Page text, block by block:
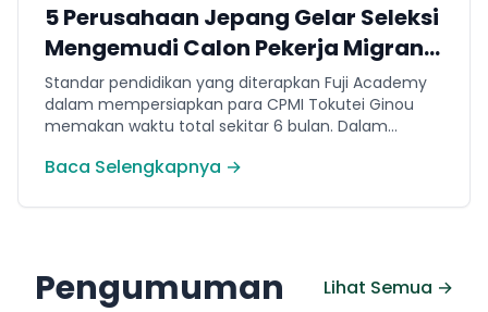
5 Perusahaan Jepang Gelar Seleksi
Mengemudi Calon Pekerja Migran
Jembrana
Standar pendidikan yang diterapkan Fuji Academy
dalam mempersiapkan para CPMI Tokutei Ginou
memakan waktu total sekitar 6 bulan. Dalam
menguasai sejumlah kompetensi. Seperti
(internal Fuji Academy). Sertifikasi resmi bahasa
Jepang.
Baca Selengkapnya →
Pengumuman Lihat Semua →